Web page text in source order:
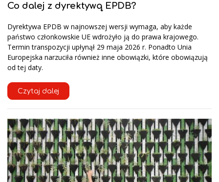
Co dalej z dyrektywą EPDB?
Dyrektywa EPDB w najnowszej wersji wymaga, aby każde
państwo członkowskie UE wdrożyło ją do prawa krajowego.
Termin transpozycji upłynął 29 maja 2026 r. Ponadto Unia
Europejska narzuciła również inne obowiązki, które obowiązują
od tej daty.
Czytaj dalej